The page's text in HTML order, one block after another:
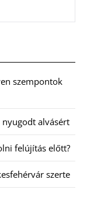
szempontok
nyugodt alvásért
felújítás előtt?
szerte